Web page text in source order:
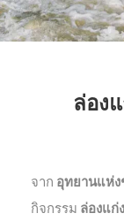
ล่อง
จาก อุทยานแห่
กิจกรรม ล่องแก่